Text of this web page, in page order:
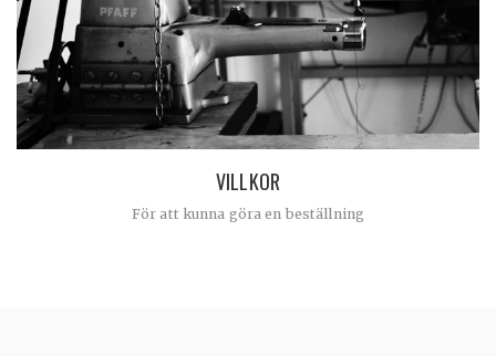
VILLKOR
För att kunna göra en beställning